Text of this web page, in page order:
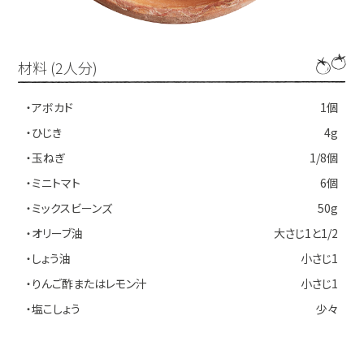
材料 (2人分)
・アボカド
1個
・ひじき
4g
・玉ねぎ
1/8個
・ミニトマト
6個
・ミックスビーンズ
50g
・オリーブ油
大さじ1と1/2
・しょう油
小さじ1
・りんご酢またはレモン汁
小さじ1
・塩こしょう
少々